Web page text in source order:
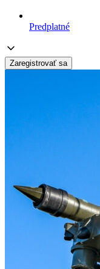
Predplatné
Zaregistrovať sa